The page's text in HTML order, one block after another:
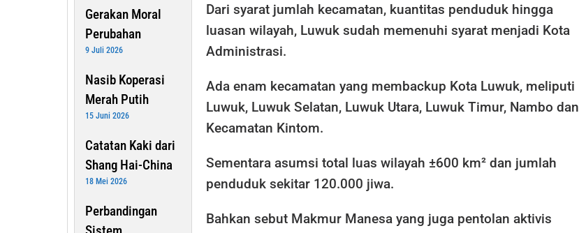
Gerakan Moral
Perubahan
9 Juli 2026
Nasib Koperasi
Merah Putih
15 Juni 2026
Catatan Kaki dari
Shang Hai-China
18 Mei 2026
Perbandingan
Dari syarat jumlah kecamatan, kuantitas penduduk hingga
luasan wilayah, Luwuk sudah memenuhi syarat menjadi Kota
Administrasi.
Ada enam kecamatan yang membackup Kota Luwuk, meliputi
Luwuk, Luwuk Selatan, Luwuk Utara, Luwuk Timur, Nambo dan
Kecamatan Kintom.
Sementara asumsi total luas wilayah ±600 km² dan jumlah
penduduk sekitar 120.000 jiwa.
Bahkan sebut Makmur Manesa yang juga pentolan aktivis